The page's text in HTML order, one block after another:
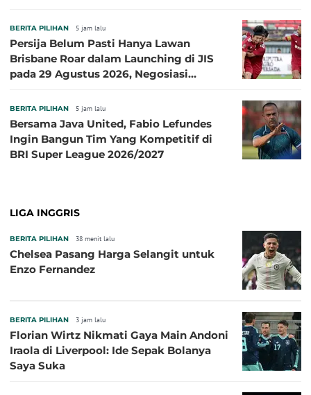
BERITA PILIHAN 5 jam lalu
Persija Belum Pasti Hanya Lawan
Brisbane Roar dalam Launching di JIS
pada 29 Agustus 2026, Negosiasi
BERITA PILIHAN 5 jam lalu
Bersama Java United, Fabio Lefundes
Ingin Bangun Tim Yang Kompetitif di
BRI Super League 2026/2027
LIGA INGGRIS
BERITA PILIHAN 38 menit lalu
Chelsea Pasang Harga Selangit untuk
Enzo Fernandez
BERITA PILIHAN 3 jam lalu
Florian Wirtz Nikmati Gaya Main Andoni
Iraola di Liverpool: Ide Sepak Bolanya
Saya Suka